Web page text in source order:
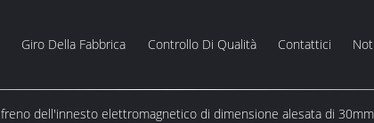
Giro Della Fabbrica Controllo Di Qualità Contattici
freno dell'innesto elettromagnetico di dimensione alesata di